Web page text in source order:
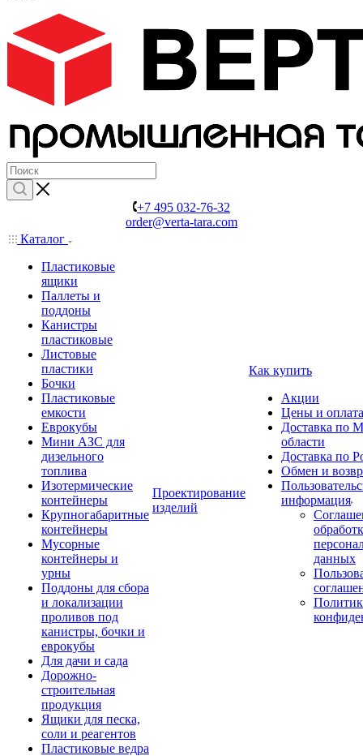
+7 495 032-76-32
order@verta-tara.com
Каталог
Пластиковые
ящики
Паллеты и
поддоны
Канистры
пластиковые
Листовые
пластики
Бочки
Пластиковые
емкости
Еврокубы
Мини АЗС для
дизельного
топлива
Изотермические
контейнеры
Крупногабаритные
контейнеры
Мусорные
контейнеры и
урны
Поддоны для сбора
и локализации
проливов под
канистры, бочки и
еврокубы
Для дачи и сада
Дорожно-
строительная
продукция
Ящики для песка,
соли и реагентов
Пластиковые ведра
Проектирование
изделий
Как купить
Акции
Цены и оплата
Доставка по
области
Доставка по
Обмен и
информация
данных